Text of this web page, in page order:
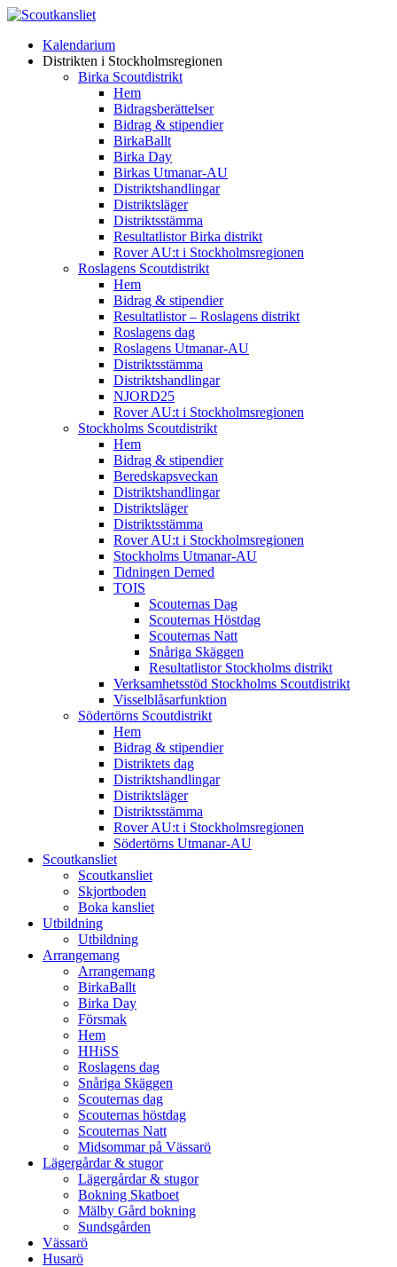
Kalendarium
Distrikten i Stockholmsregionen
Birka Scoutdistrikt
Hem
Bidragsberättelser
Bidrag & stipendier
BirkaBallt
Birka Day
Birkas Utmanar-AU
Distriktshandlingar
Distriktsläger
Distriktsstämma
Resultatlistor Birka distrikt
Rover AU:t i Stockholmsregionen
Roslagens Scoutdistrikt
Hem
Bidrag & stipendier
Resultatlistor – Roslagens distrikt
Roslagens dag
Roslagens Utmanar-AU
Distriktsstämma
Distriktshandlingar
NJORD25
Rover AU:t i Stockholmsregionen
Stockholms Scoutdistrikt
Hem
Bidrag & stipendier
Beredskapsveckan
Distriktshandlingar
Distriktsläger
Distriktsstämma
Rover AU:t i Stockholmsregionen
Stockholms Utmanar-AU
Tidningen Demed
TOIS
Scouternas Dag
Scouternas Höstdag
Scouternas Natt
Snåriga Skäggen
Resultatlistor Stockholms distrikt
Verksamhetsstöd Stockholms Scoutdistrikt
Visselblåsarfunktion
Södertörns Scoutdistrikt
Hem
Bidrag & stipendier
Distriktets dag
Distriktshandlingar
Distriktsläger
Distriktsstämma
Rover AU:t i Stockholmsregionen
Södertörns Utmanar-AU
Scoutkansliet
Scoutkansliet
Skjortboden
Boka kansliet
Utbildning
Utbildning
Arrangemang
Arrangemang
BirkaBallt
Birka Day
Försmak
Hem
HHiSS
Roslagens dag
Snåriga Skäggen
Scouternas dag
Scouternas höstdag
Scouternas Natt
Midsommar på Vässarö
Lägergårdar & stugor
Lägergårdar & stugor
Bokning Skatboet
Mälby Gård bokning
Sundsgården
Vässarö
Husarö